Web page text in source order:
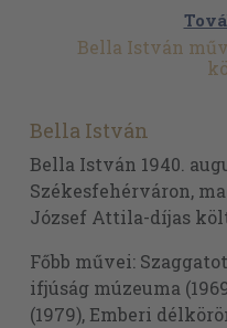
Bella István
Bella István
Bella István 1940.
Székesfehérváron,
József Attila-díjas
Főbb művei:
ifjúság múzeuma
(1979), Emberi